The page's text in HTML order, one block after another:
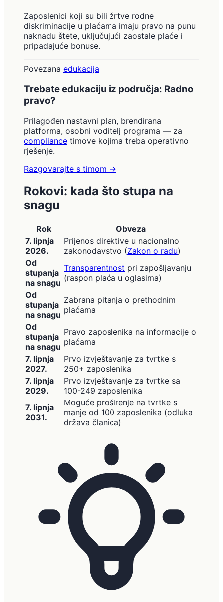
Zaposlenici koji su bili žrtve rodne
diskriminacije u plaćama imaju pravo na punu
naknadu štete, uključujući zaostale plaće i
pripadajuće bonuse.
Povezana edukacija
Trebate edukaciju iz područja: Radno
pravo?
Prilagođen nastavni plan, brendirana
platforma, osobni voditelj programa — za
compliance timove kojima treba operativno
rješenje.
Razgovarajte s timom →
Rokovi: kada što stupa na
snagu
Rok
Obveza
7. lipnja
2026.
Prijenos direktive u nacionalno
zakonodavstvo (Zakon o radu)
Od
stupanja
na snagu
Transparentnost pri zapošljavanju
(raspon plaća u oglasima)
Od
stupanja
na snagu
Zabrana pitanja o prethodnim
plaćama
Od
stupanja
na snagu
Pravo zaposlenika na informacije o
plaćama
7. lipnja
2027.
Prvo izvještavanje za tvrtke s
250+ zaposlenika
7. lipnja
2029.
Prvo izvještavanje za tvrtke sa
100-249 zaposlenika
7. lipnja
2031.
Moguće proširenje na tvrtke s
manje od 100 zaposlenika (odluka
država članica)